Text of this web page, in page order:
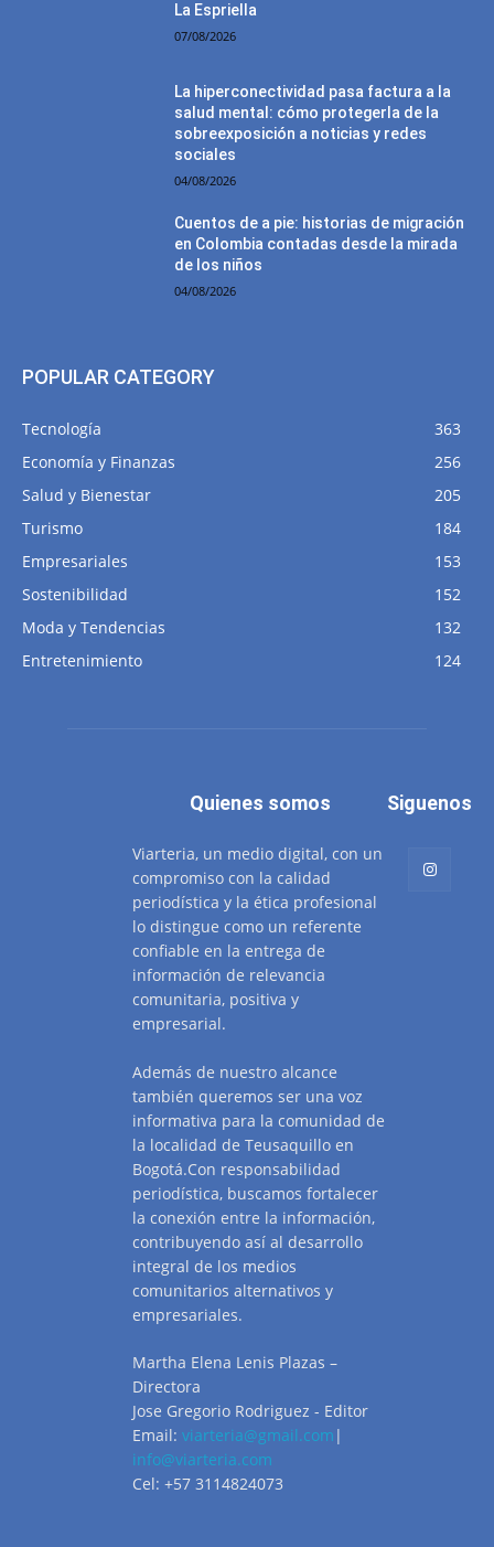
La Espriella
07/08/2026
La hiperconectividad pasa factura a la
salud mental: cómo protegerla de la
sobreexposición a noticias y redes
sociales
04/08/2026
Cuentos de a pie: historias de migración
en Colombia contadas desde la mirada
de los niños
04/08/2026
POPULAR CATEGORY
Tecnología
363
Economía y Finanzas
256
Salud y Bienestar
205
Turismo
184
Empresariales
153
Sostenibilidad
152
Moda y Tendencias
132
Entretenimiento
124
Quienes somos
Viarteria, un medio digital, con un
compromiso con la calidad
periodística y la ética profesional
lo distingue como un referente
confiable en la entrega de
información de relevancia
comunitaria, positiva y
empresarial.
Además de nuestro alcance
también queremos ser una voz
informativa para la comunidad de
la localidad de Teusaquillo en
Bogotá.Con responsabilidad
periodística, buscamos fortalecer
la conexión entre la información,
contribuyendo así al desarrollo
integral de los medios
comunitarios alternativos y
empresariales.
Martha Elena Lenis Plazas –
Directora
Jose Gregorio Rodriguez - Editor
Email: viarteria@gmail.com |
info@viarteria.com
Cel: +57 3114824073
Siguenos